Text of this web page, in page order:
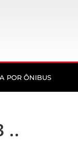
POR ÔNIBUS
..